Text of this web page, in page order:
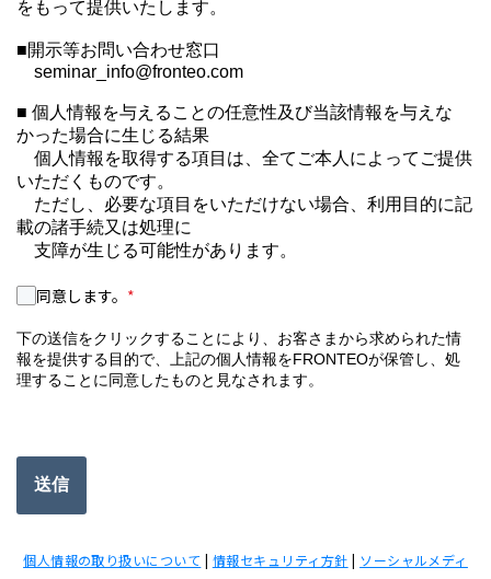
をもって提供いたします。
■開示等お問い合わせ窓口
seminar_info@fronteo.com
■ 個人情報を与えることの任意性及び当該情報を与えな
かった場合に生じる結果
個人情報を取得する項目は、全てご本人によってご提供
いただくものです。
ただし、必要な項目をいただけない場合、利用目的に記
載の諸手続又は処理に
支障が生じる可能性があります。
同意します。 *
下の送信をクリックすることにより、お客さまから求められた情
報を提供する目的で、上記の個人情報をFRONTEOが保管し、処
理することに同意したものと見なされます。
送信
個人情報の取り扱いについて | 情報セキュリティ方針 | ソーシャルメディ